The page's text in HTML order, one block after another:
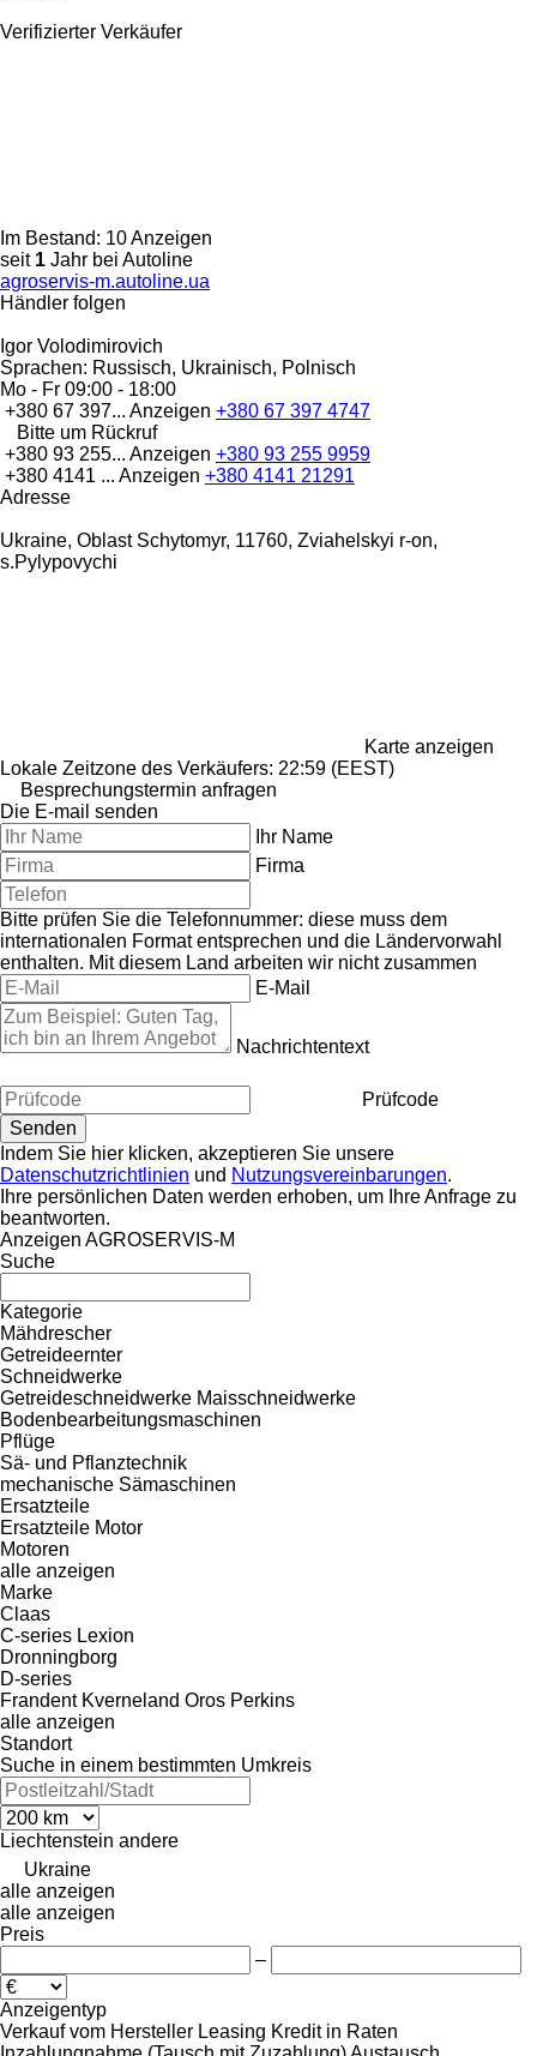
Verifizierter Verkäufer
Im Bestand: 10 Anzeigen
seit 1 Jahr bei Autoline
agroservis-m.autoline.ua
Händler folgen
Igor Volodimirovich
Sprachen: Russisch, Ukrainisch, Polnisch
Mo - Fr 09:00 - 18:00
+380 67 397... Anzeigen +380 67 397 4747
Bitte um Rückruf
+380 93 255... Anzeigen +380 93 255 9959
+380 4141 ... Anzeigen +380 4141 21291
Adresse
Ukraine, Oblast Schytomyr, 11760, Zviahelskyi r-on,
s.Pylypovychi
Karte anzeigen
Lokale Zeitzone des Verkäufers: 22:59 (EEST)
Besprechungstermin anfragen
Die E-mail senden
Ihr Name
Firma
Bitte prüfen Sie die Telefonnummer: diese muss dem
internationalen Format entsprechen und die Ländervorwahl
enthalten. Mit diesem Land arbeiten wir nicht zusammen
E-Mail
Nachrichtentext
Prüfcode
Indem Sie hier klicken, akzeptieren Sie unsere
Datenschutzrichtlinien und Nutzungsvereinbarungen.
Ihre persönlichen Daten werden erhoben, um Ihre Anfrage zu
beantworten.
Anzeigen AGROSERVIS-M
Suche
Kategorie
Mähdrescher
Getreideernter
Schneidwerke
Getreideschneidwerke Maisschneidwerke
Bodenbearbeitungsmaschinen
Pflüge
Sä- und Pflanztechnik
mechanische Sämaschinen
Ersatzteile
Ersatzteile Motor
Motoren
alle anzeigen
Marke
Claas
C-series Lexion
Dronningborg
D-series
Frandent Kverneland Oros Perkins
alle anzeigen
Standort
Suche in einem bestimmten Umkreis
Liechtenstein andere
Ukraine
alle anzeigen
alle anzeigen
Preis
–
Anzeigentyp
Verkauf vom Hersteller Leasing Kredit in Raten